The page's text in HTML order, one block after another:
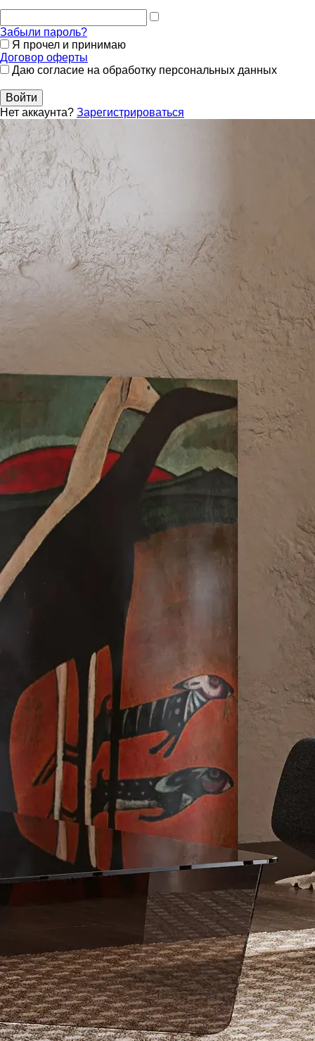
Забыли пароль?
Я прочел и принимаю
Договор оферты
Даю согласие на обработку персональных данных
Войти
Нет аккаунта? Зарегистрироваться